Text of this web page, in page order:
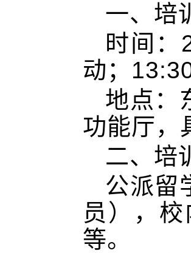
一、培
时间
动；
地点：
功能厅，
二、培
公派留
员），
等。